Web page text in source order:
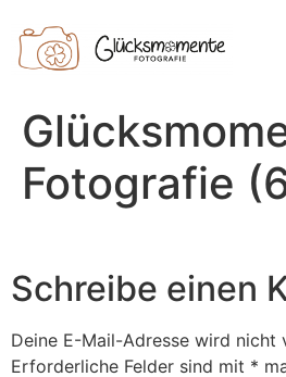
Fotografie
Schreibe einen
Deine E-Mail-Adresse wird nicht
Erforderliche Felder sind mit *